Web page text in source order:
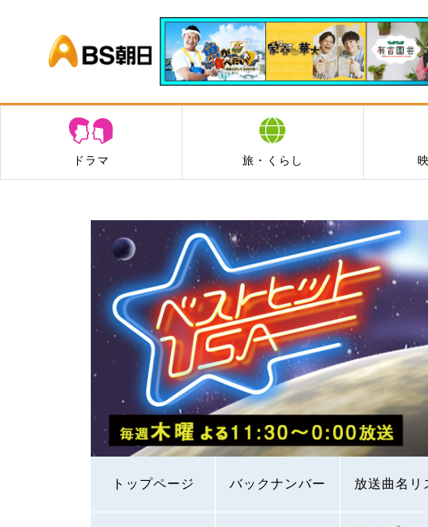
BS朝日
ドラマ 旅・くらし
トップページ バックナンバー 放送曲名リ